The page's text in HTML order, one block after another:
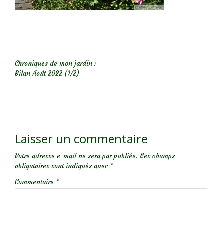
Chroniques de mon jardin :
Bilan Août 2022 (1/2)
Laisser un commentaire
Votre adresse e-mail ne sera pas publiée. Les champs
obligatoires sont indiqués avec *
Commentaire *